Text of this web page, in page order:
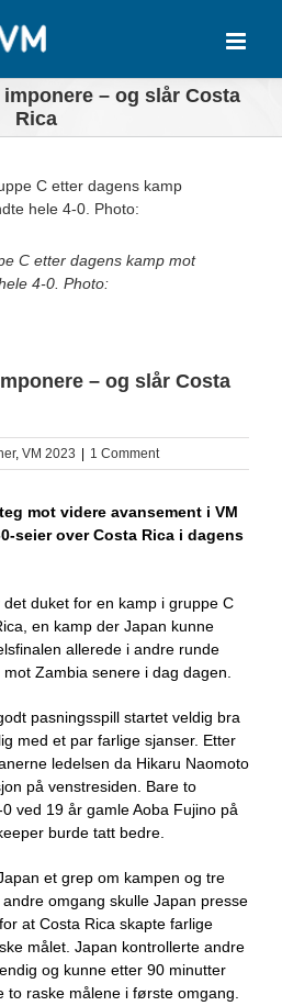
– og slår Costa
Rica
C etter dagens kamp mot
4-0. Photo:
– og slår Costa
, VM 2023 1 Comment
mot videre avansement i VM
seier over Costa Rica i dagens
duket for en kamp i gruppe C
en kamp der Japan kunne
allerede i andre runde
Zambia senere i dag dagen.
pasningsspill startet veldig bra
med et par farlige sjanser. Etter
ledelsen da Hikaru Naomoto
på venstresiden. Bare to
ved 19 år gamle Aoba Fujino på
burde tatt bedre.
et grep om kampen og tre
omgang skulle Japan presse
at Costa Rica skapte farlige
målet. Japan kontrollerte andre
og kunne etter 90 minutter
to raske målene i første omgang.